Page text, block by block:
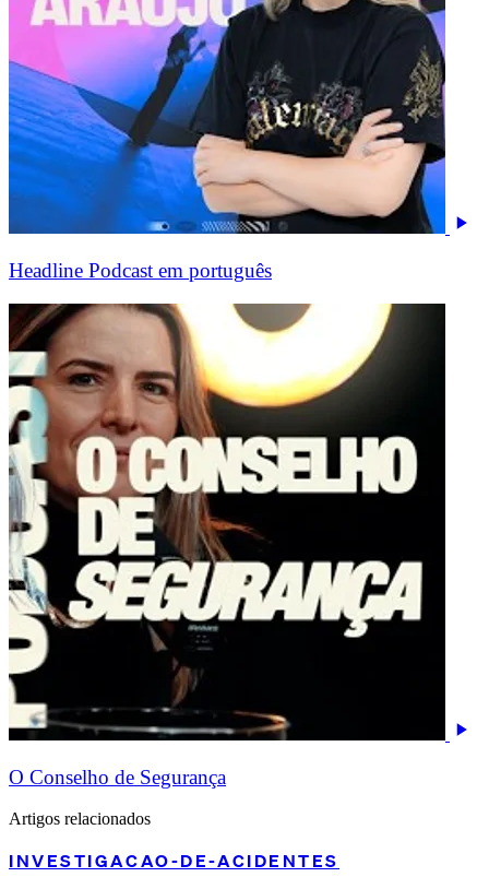
Headline Podcast em português
O Conselho de Segurança
Artigos relacionados
INVESTIGACAO-DE-ACIDENTES